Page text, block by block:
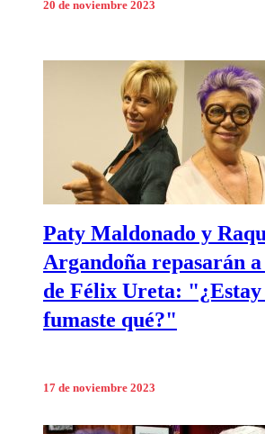
20 de noviembre 2023
Paty Maldonado y
Argandoña repasarán
de Félix Ureta: "¿Estay
fumaste qué?"
17 de noviembre 2023